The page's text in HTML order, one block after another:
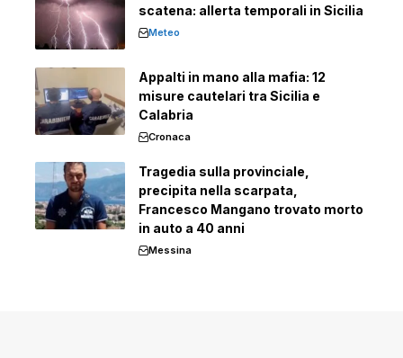
scatena: allerta temporali in Sicilia
Meteo
Appalti in mano alla mafia: 12
misure cautelari tra Sicilia e
Calabria
Cronaca
Tragedia sulla provinciale,
precipita nella scarpata,
Francesco Mangano trovato morto
in auto a 40 anni
Messina